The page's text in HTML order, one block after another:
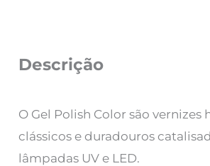
Descrição
O Gel Polish Color são vernizes
clássicos e duradouros
lâmpadas UV e LED.